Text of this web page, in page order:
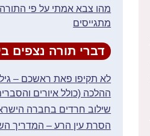
מהו צבא אמתי על פי
מתגייסים
דברי תורה נצפים
לא תקיפו פאת ראשכם –
ההלכה (כולל איורים
שילוב חרדים בחברה
הסרת עין הרע – המדריך